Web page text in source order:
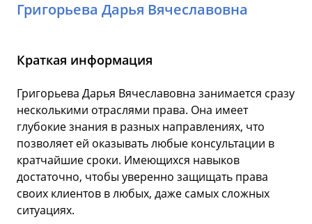
Григорьева Дарья Вячеславовна
Краткая информация
Григорьева Дарья Вячеславовна занимается сразу
несколькими отраслями права. Она имеет
глубокие знания в разных направлениях, что
позволяет ей оказывать любые консультации в
кратчайшие сроки. Имеющихся навыков
достаточно, чтобы уверенно защищать права
своих клиентов в любых, даже самых сложных
ситуациях.